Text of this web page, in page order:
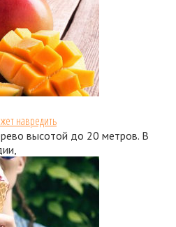
навредить
высотой до 20 метров. В